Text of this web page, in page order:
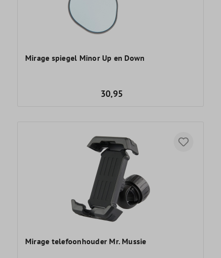
Mirage spiegel Minor Up en Down
30,95
Mirage telefoonhouder Mr. Mussie